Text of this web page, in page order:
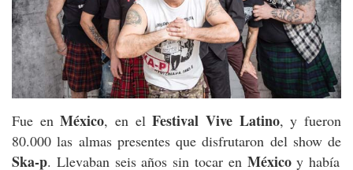
Fue enMéxico, en elFestival Vive Latino, y fueron
80.000 las almas presentes que disfrutaron del show de
Ska-p. Llevaban seis años sin tocar en Méxicoy había